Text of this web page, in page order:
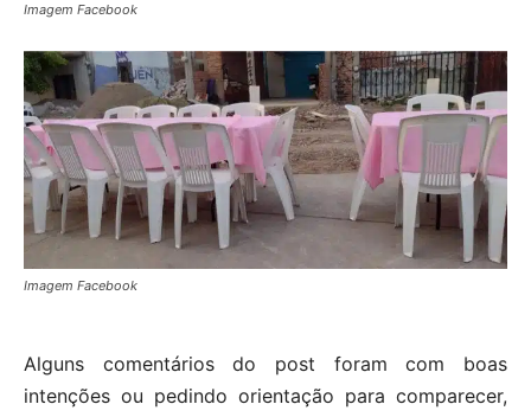
Imagem Facebook
Imagem Facebook
Alguns comentários do post foram com boas
intenções ou pedindo orientação para comparecer,